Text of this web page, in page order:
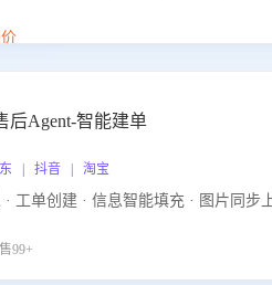
升客服团队的销服能力。
后Agent-智能建单
| 抖音 | 淘宝
工单创建 · 信息智能填充 · 图片同步
99+